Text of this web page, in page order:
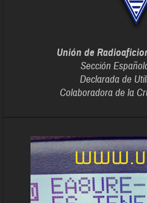
Unión de
Sección
Declarada de
Colaboradora de la